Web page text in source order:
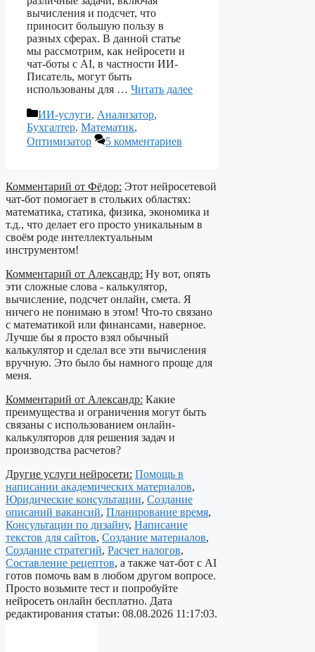
вычисления и подсчет, что
приносит большую пользу в
разных сферах. В данной статье
мы рассмотрим, как нейросети и
чат-боты с AI, в частности ИИ-
Писатель, могут быть
использованы для … Читать далее
Рубрики
ИИ-услуги, Анализатор,
Бухгалтер, Математик,
Оптимизатор
5 комментариев
Комментарий от Фёдор: Этот нейросетевой
чат-бот помогает в стольких областях:
математика, статика, физика, экономика и
т.д., что делает его просто уникальным в
своём роде интеллектуальным
инструментом!
Комментарий от Александр: Ну вот, опять
эти сложные слова - калькулятор,
вычисление, подсчет онлайн, смета. Я
ничего не понимаю в этом! Что-то связано
с математикой или финансами, наверное.
Лучше бы я просто взял обычный
калькулятор и сделал все эти вычисления
вручную. Это было бы намного проще для
меня.
Комментарий от Александр: Какие
преимущества и ограничения могут быть
связаны с использованием онлайн-
калькуляторов для решения задач и
производства расчетов?
Другие услуги нейросети: Помощь в
написании академических материалов,
Юридические консультации, Создание
описаний вакансий, Планирование время,
Консультации по дизайну, Написание
текстов для сайтов, Создание материалов,
Создание стратегий, Расчет налогов,
Составление рецептов, а также чат-бот с AI
готов помочь вам в любом другом вопросе.
Просто возьмите тест и попробуйте
нейросеть онлайн бесплатно. Дата
редактирования статьи: 08.08.2026 11:17:03.